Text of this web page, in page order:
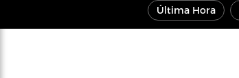
Última Hora